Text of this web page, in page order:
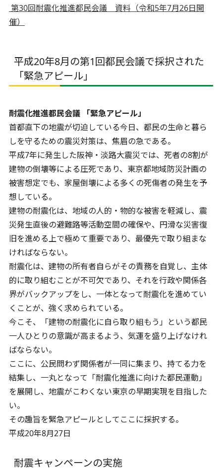
第30回耐震化推進都民会議 資料（令和5年7月26日開
催）
平成20年8月の第1回都民会議で採択された
「緊急アピール」
耐震化推進都民会議 「緊急アピール」
首都直下の地震が切迫している今日、都民の生命と暮ら
しを守るための震災対策は、焦眉の急である。
平成7年に発生した阪神・淡路大震災では、死者の8割が
建物の倒壊等による圧死であり、東京都地域防災計画の
被害想定でも、家屋倒壊による多くの死傷者の発生を予
想している。
建物の耐震化は、地域の人的・物的な被害を軽減し、震
災発生直後の避難路等活動空間の確保や、円滑な災害復
旧を進める上で極めて重要であり、最優先で取り組まな
ければならない。
耐震化は、建物の所有者自らがその責務を自覚し、主体
的に取り組むことが不可欠であり、それを行政や関係各
界がバックアップをし、一体となって耐震化を進めてい
くことが、強く求められている。
今こそ、「建物の耐震化に自ら取り組もう」という都民
一人ひとりの意識が高まるよう、気運を盛り上げなけれ
ばならない。
ここに、公民問わず関係者が一同に集まり、持てる力を
結集し、一丸となって「耐震化推進に向けた都民運動」
を展開し、地震がこわくない東京の早期実現を目指した
い。
その趣旨を緊急アピールとしてここに採択する。
平成20年8月27日
耐震キャンペーンの実施